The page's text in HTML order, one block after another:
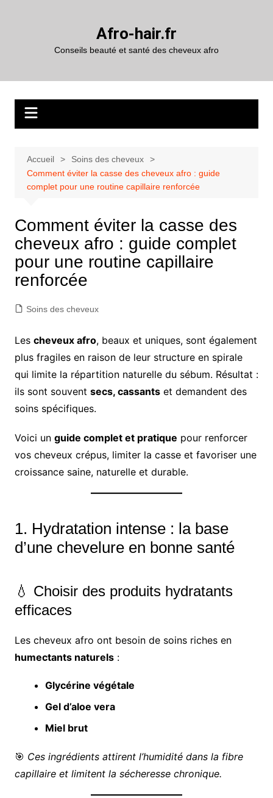
Afro-hair.fr
Conseils beauté et santé des cheveux afro
Accueil
Soins des cheveux
Comment éviter la casse des cheveux afro : guide
complet pour une routine capillaire renforcée
Comment éviter la casse des
cheveux afro : guide complet
pour une routine capillaire
renforcée
Soins des cheveux
Les cheveux afro, beaux et uniques, sont également
plus fragiles en raison de leur structure en spirale
qui limite la répartition naturelle du sébum. Résultat :
ils sont souvent secs, cassantset demandent des
soins spécifiques.
Voici un guide complet et pratique pour renforcer
vos cheveux crépus, limiter la casse et favoriser une
croissance saine, naturelle et durable.
1. Hydratation intense : la base
d’une chevelure en bonne santé
💧 Choisir des produits hydratants
efficaces
Les cheveux afro ont besoin de soins riches en
humectants naturels:
Glycérine végétale
Gel d’aloe vera
Miel brut
🎯 Ces ingrédients attirent l’humidité dans la fibre
capillaire et limitent la sécheresse chronique.